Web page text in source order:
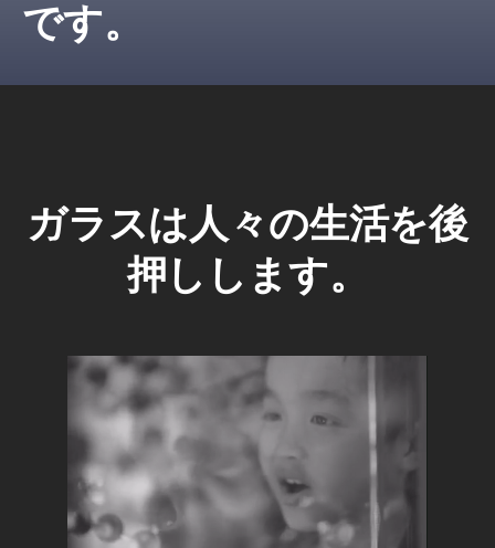
です。
ガラスは人々の生活を後
押しします。